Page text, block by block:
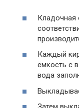
Кладочная
Каждый
ёмкость с
вода